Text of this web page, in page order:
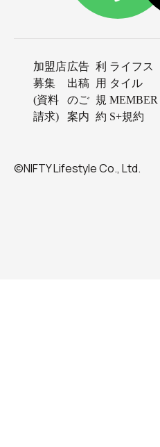
加盟店
募集
(資料
請求)
広告
出稿
のご
案内
利
用
規
約
ライフス
タイル
MEMBER
S+規約
©NIFTY Lifestyle Co., Ltd.